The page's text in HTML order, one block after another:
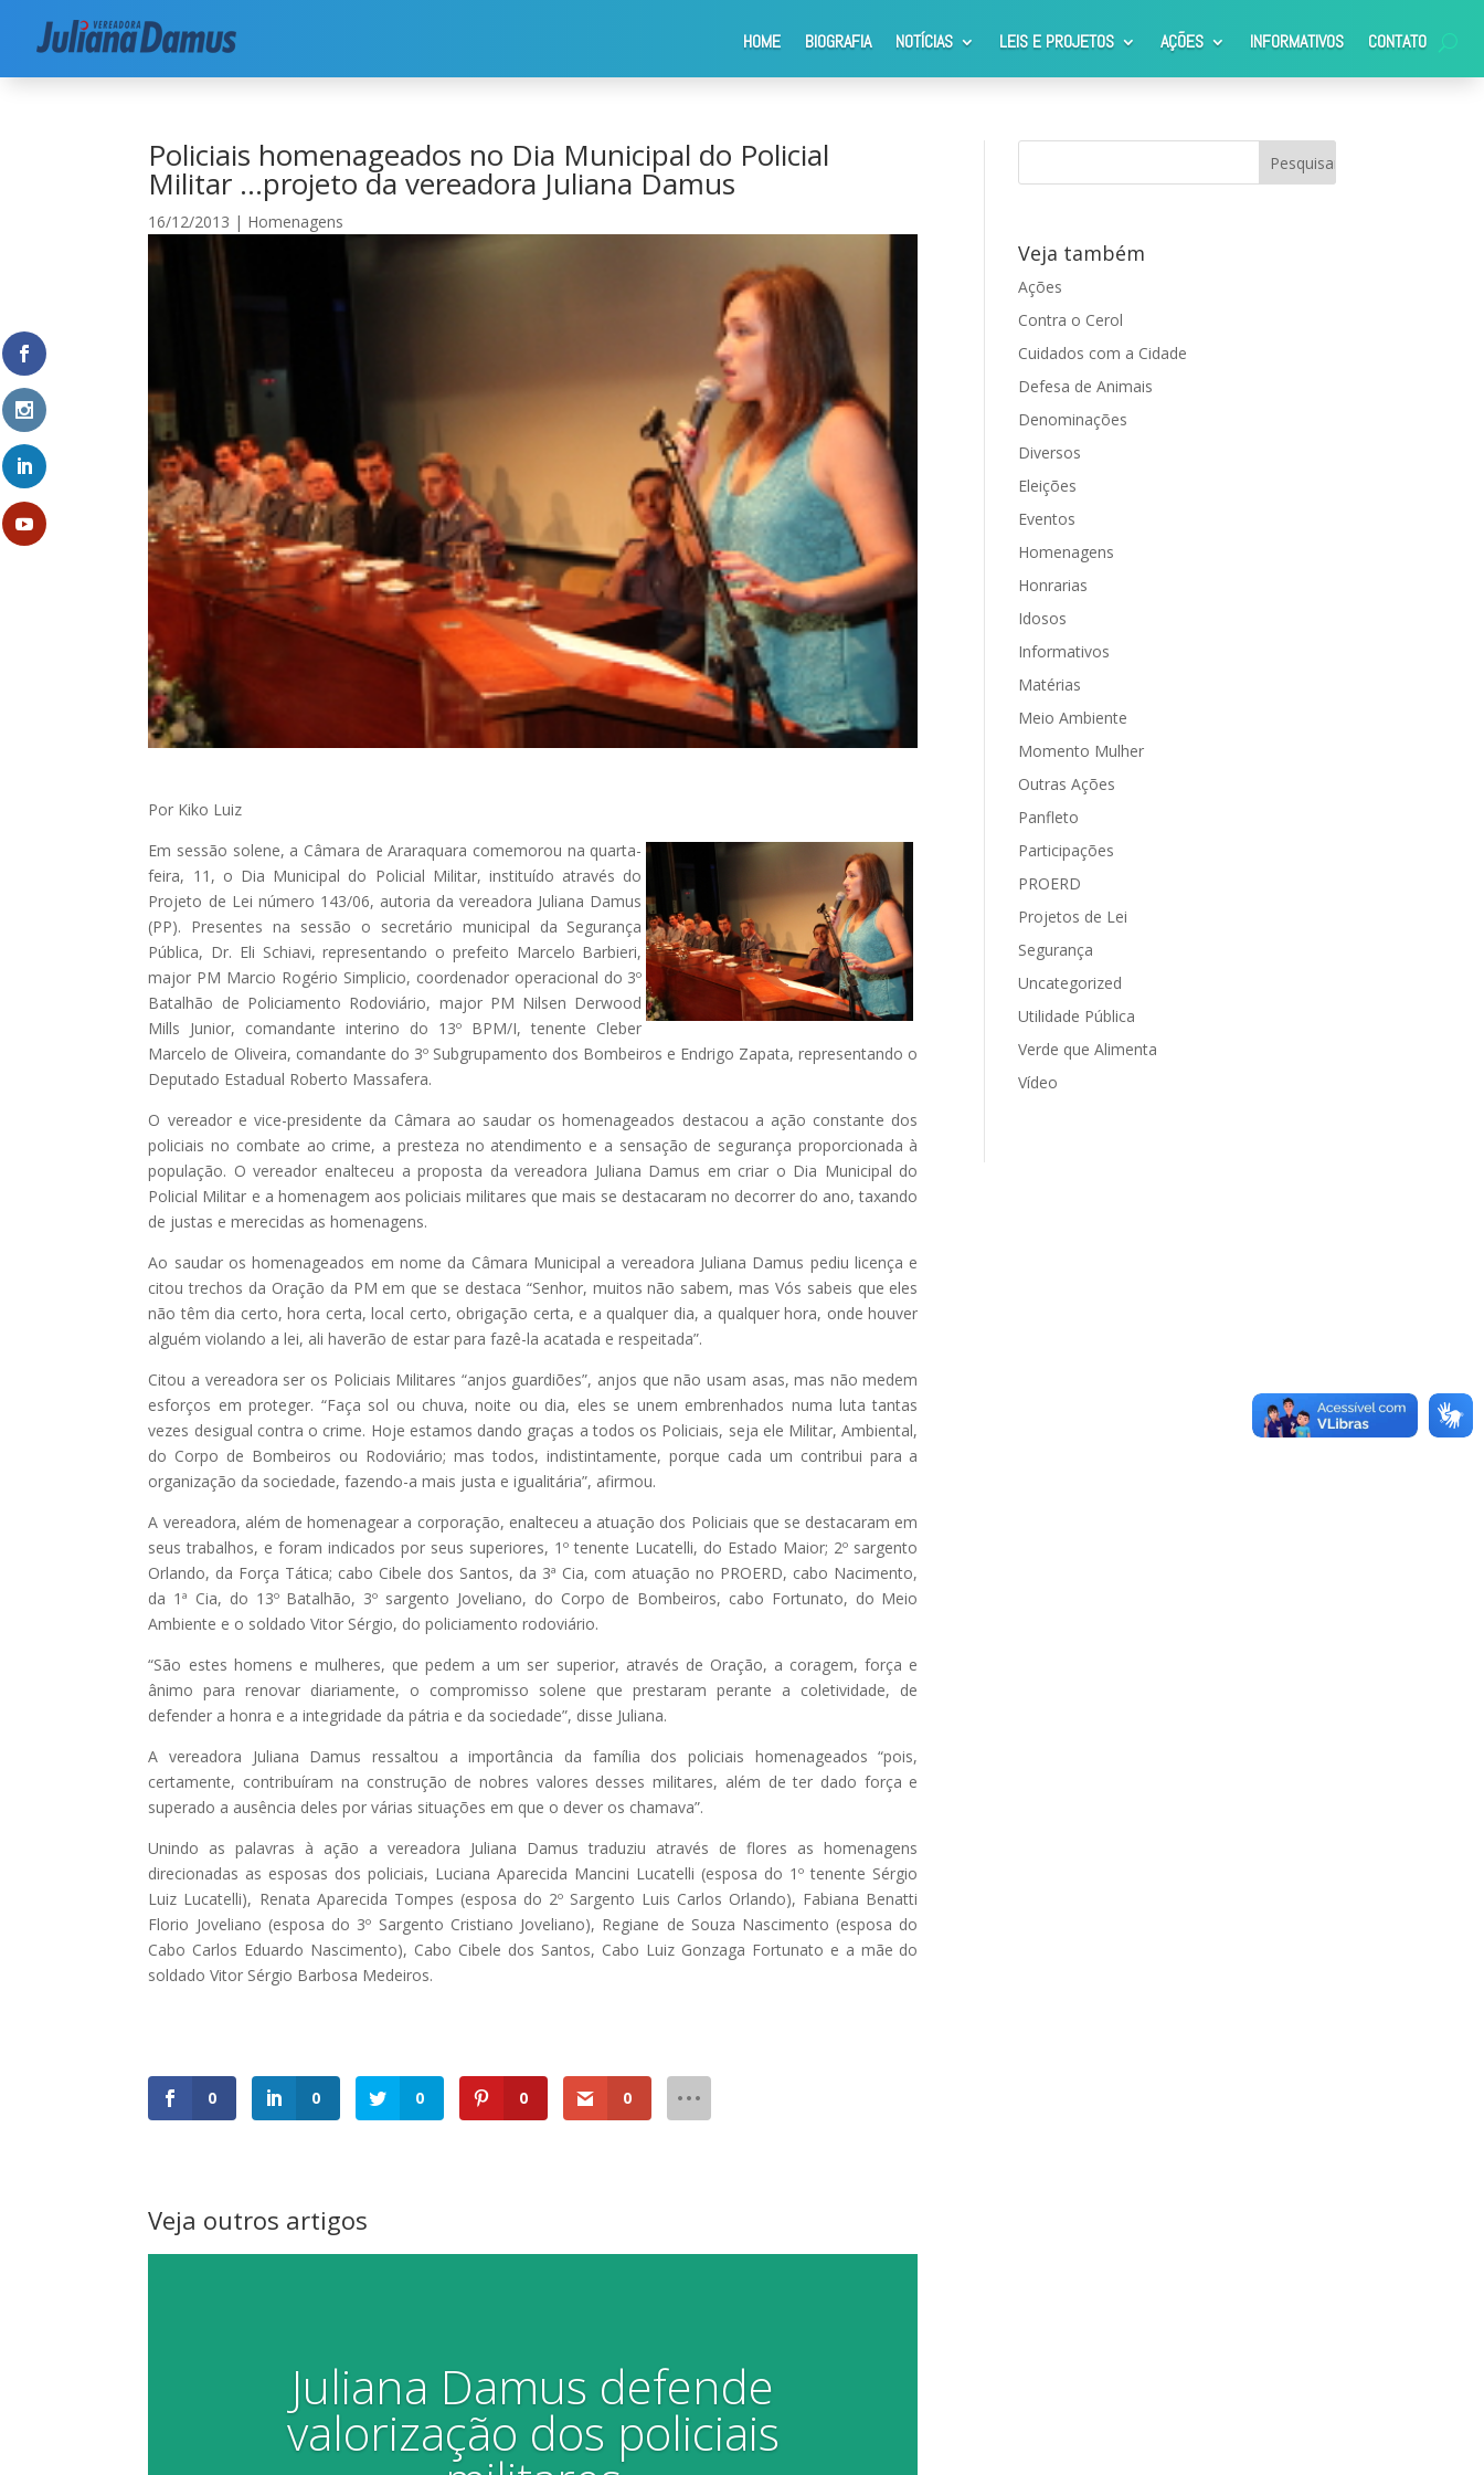
HOME BIOGRAFIA NOTÍCIAS LEIS E PROJETOS AÇÕES INFORMATIVOS CONTATO
Início|Segurança Policiais homenageados no Dia Municipal do Policial Militar …projeto da vereadora Juliana Damus
Policiais homenageados no Dia Municipal do Policial
Militar …projeto da vereadora Juliana Damus
16/12/2013 | Homenagens
Por Kiko Luiz
Em sessão solene, a Câmara de Araraquara comemorou na quarta-
feira, 11, o Dia Municipal do Policial Militar, instituído através do
Projeto de Lei número 143/06, autoria da vereadora Juliana Damus
(PP). Presentes na sessão o secretário municipal da Segurança
Pública, Dr. Eli Schiavi, representando o prefeito Marcelo Barbieri,
major PM Marcio Rogério Simplicio, coordenador operacional do 3º
Batalhão de Policiamento Rodoviário, major PM Nilsen Derwood
Mills Junior, comandante interino do 13º BPM/I, tenente Cleber
Marcelo de Oliveira, comandante do 3º Subgrupamento dos Bombeiros e Endrigo Zapata, representando o
Deputado Estadual Roberto Massafera.
O vereador e vice-presidente da Câmara ao saudar os homenageados destacou a ação constante dos
policiais no combate ao crime, a presteza no atendimento e a sensação de segurança proporcionada à
população. O vereador enalteceu a proposta da vereadora Juliana Damus em criar o Dia Municipal do
Policial Militar e a homenagem aos policiais militares que mais se destacaram no decorrer do ano, taxando
de justas e merecidas as homenagens.
Ao saudar os homenageados em nome da Câmara Municipal a vereadora Juliana Damus pediu licença e
citou trechos da Oração da PM em que se destaca “Senhor, muitos não sabem, mas Vós sabeis que eles
não têm dia certo, hora certa, local certo, obrigação certa, e a qualquer dia, a qualquer hora, onde houver
alguém violando a lei, ali haverão de estar para fazê-la acatada e respeitada”.
Citou a vereadora ser os Policiais Militares “anjos guardiões”, anjos que não usam asas, mas não medem
esforços em proteger. “Faça sol ou chuva, noite ou dia, eles se unem embrenhados numa luta tantas
vezes desigual contra o crime. Hoje estamos dando graças a todos os Policiais, seja ele Militar, Ambiental,
do Corpo de Bombeiros ou Rodoviário; mas todos, indistintamente, porque cada um contribui para a
organização da sociedade, fazendo-a mais justa e igualitária”, afirmou.
A vereadora, além de homenagear a corporação, enalteceu a atuação dos Policiais que se destacaram em
seus trabalhos, e foram indicados por seus superiores, 1º tenente Lucatelli, do Estado Maior; 2º sargento
Orlando, da Força Tática; cabo Cibele dos Santos, da 3ª Cia, com atuação no PROERD, cabo Nacimento,
da 1ª Cia, do 13º Batalhão, 3º sargento Joveliano, do Corpo de Bombeiros, cabo Fortunato, do Meio
Ambiente e o soldado Vitor Sérgio, do policiamento rodoviário.
“São estes homens e mulheres, que pedem a um ser superior, através de Oração, a coragem, força e
ânimo para renovar diariamente, o compromisso solene que prestaram perante a coletividade, de
defender a honra e a integridade da pátria e da sociedade”, disse Juliana.
A vereadora Juliana Damus ressaltou a importância da família dos policiais homenageados “pois,
certamente, contribuíram na construção de nobres valores desses militares, além de ter dado força e
superado a ausência deles por várias situações em que o dever os chamava”.
Unindo as palavras à ação a vereadora Juliana Damus traduziu através de flores as homenagens
direcionadas as esposas dos policiais, Luciana Aparecida Mancini Lucatelli (esposa do 1º tenente Sérgio
Luiz Lucatelli), Renata Aparecida Tompes (esposa do 2º Sargento Luis Carlos Orlando), Fabiana Benatti
Florio Joveliano (esposa do 3º Sargento Cristiano Joveliano), Regiane de Souza Nascimento (esposa do
Cabo Carlos Eduardo Nascimento), Cabo Cibele dos Santos, Cabo Luiz Gonzaga Fortunato e a mãe do
soldado Vitor Sérgio Barbosa Medeiros.
0 0 0 0 0
Veja outros artigos
Juliana Damus defende
valorização dos policiais
Veja também
Ações
Contra o Cerol
Cuidados com a Cidade
Defesa de Animais
Denominações
Diversos
Eleições
Eventos
Homenagens
Honrarias
Idosos
Informativos
Matérias
Meio Ambiente
Momento Mulher
Outras Ações
Panfleto
Participações
PROERD
Projetos de Lei
Segurança
Uncategorized
Utilidade Pública
Verde que Alimenta
Vídeo